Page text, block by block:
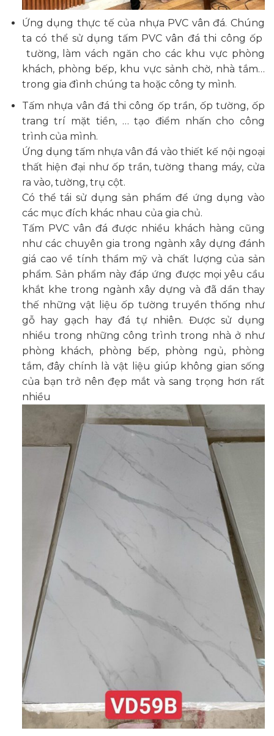
Ứng dụng thực tế của nhựa PVC vân đá. Chúng
ta có thể sử dụng tấm PVC vân đá thi công ốp
tường, làm vách ngăn cho các khu vực phòng
khách, phòng bếp, khu vực sảnh chờ, nhà tắm…
trong gia đình chúng ta hoặc công ty mình.
Tấm nhựa vân đá thi công ốp trần, ốp tường, ốp
trang trí mặt tiền, … tạo điểm nhấn cho công
trình của mình.
Ứng dụng tấm nhựa vân đá vào thiết kế nội ngoại
thất hiện đại như ốp trần, tường thang máy, cửa
ra vào, tường, trụ cột.
Có thể tái sử dụng sản phẩm để ứng dụng vào
các mục đích khác nhau của gia chủ.
Tấm PVC vân đá được nhiều khách hàng cũng
như các chuyên gia trong ngành xây dựng đánh
giá cao về tính thẩm mỹ và chất lượng của sản
phẩm. Sản phẩm này đáp ứng được mọi yêu cầu
khắt khe trong ngành xây dựng và đã dần thay
thế những vật liệu ốp tường truyền thống như
gỗ hay gạch hay đá tự nhiên. Được sử dụng
nhiều trong những công trình trong nhà ở như
phòng khách, phòng bếp, phòng ngủ, phòng
tắm, đây chính là vật liệu giúp không gian sống
của bạn trở nên đẹp mắt và sang trọng hơn rất
nhiều